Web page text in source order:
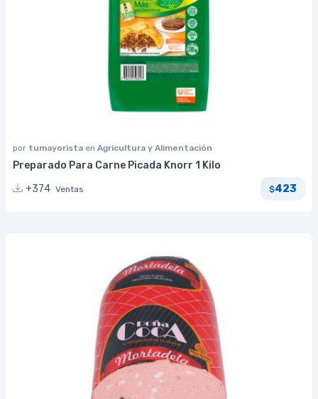
por tumayorista en Agricultura y Alimentación
Preparado Para Carne Picada Knorr 1 Kilo
+374 Ventas $423